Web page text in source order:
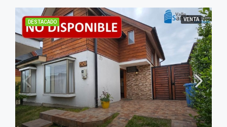
DESTACADO VENTA